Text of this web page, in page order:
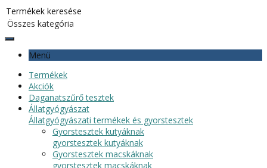
Menü
Termékek
Akciók
Daganatszűrő tesztek
Állatgyógyászat
Állatgyógyászati termékek és gyorstesztek
Gyorstesztek kutyáknak
gyorstesztek kutyáknak
Gyorstesztek macskáknak
gyorstesztek macskáknak